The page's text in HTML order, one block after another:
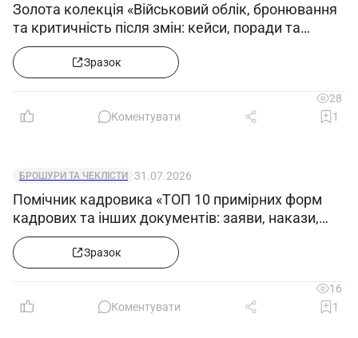
Золота колекція «Військовий облік, бронювання
та критичність після змін: кейси, поради та
зразки документів»
Зразок
28
Коментувати
1
БРОШУРИ ТА ЧЕКЛІСТИ 31.07.2026
Помічник кадровика «ТОП 10 примірних форм
кадрових та інших документів: заяви, накази,
посадові інструкції, штатка»
Зразок
16
Коментувати
1